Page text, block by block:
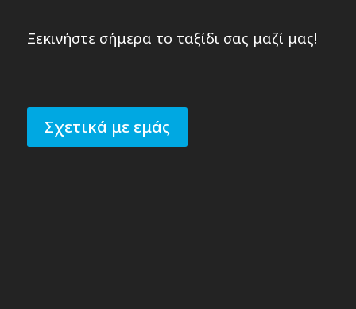
Ξεκινήστε σήμερα το ταξίδι σας μαζί μας!
Σχετικά με εμάς